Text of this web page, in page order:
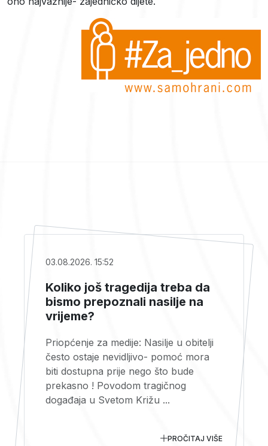
03.08.2026. 15:52
Koliko još tragedija treba da
bismo prepoznali nasilje na
vrijeme?
Priopćenje za medije: Nasilje u obitelji
često ostaje nevidljivo- pomoć mora
biti dostupna prije nego što bude
prekasno ! Povodom tragičnog
događaja u Svetom Križu ...
PROČITAJ VIŠE